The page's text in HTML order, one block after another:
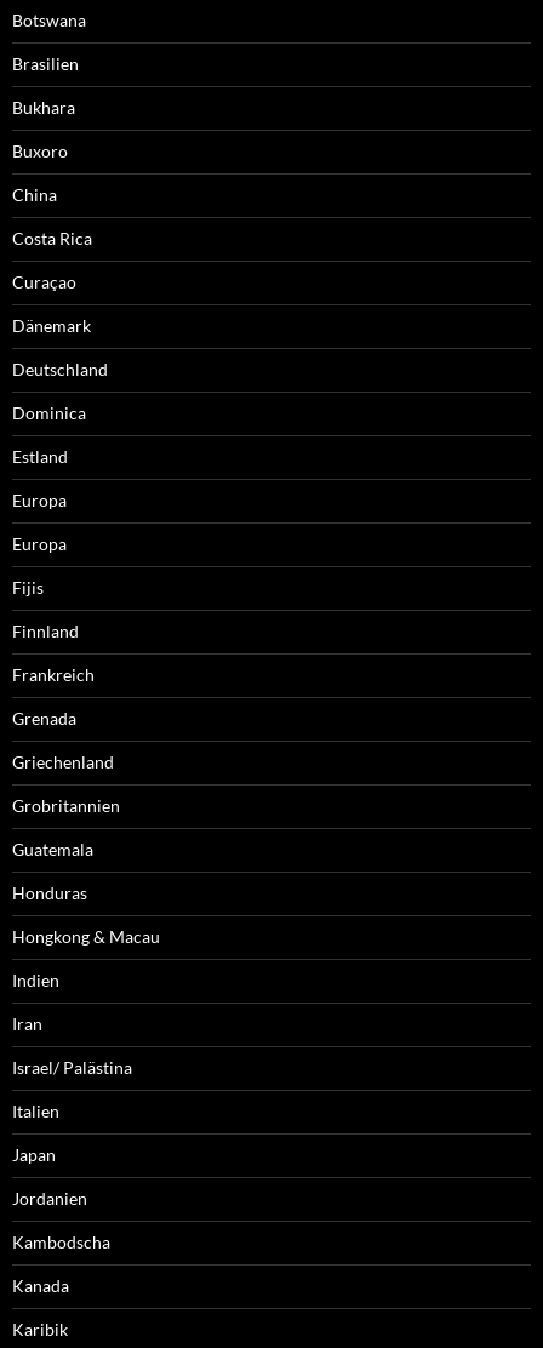
Botswana
Brasilien
Bukhara
Buxoro
China
Costa Rica
Curaçao
Dänemark
Deutschland
Dominica
Estland
Europa
Europa
Fijis
Finnland
Frankreich
Grenada
Griechenland
Grobritannien
Guatemala
Honduras
Hongkong & Macau
Indien
Iran
Israel/ Palästina
Italien
Japan
Jordanien
Kambodscha
Kanada
Karibik